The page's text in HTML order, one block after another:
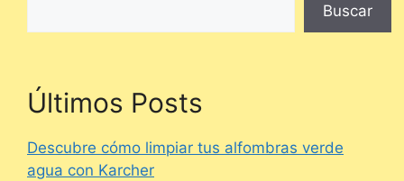
Buscar
Últimos Posts
Descubre cómo limpiar tus alfombras verde
agua con Karcher